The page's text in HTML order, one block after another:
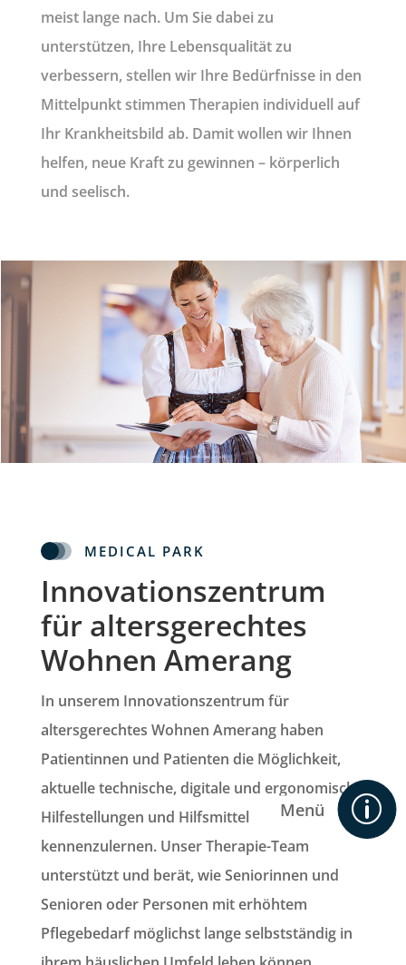
p
Menü
meist lange nach. Um Sie dabei zu
unterstützen, Ihre Lebensqualität zu
verbessern, stellen wir Ihre Bedürfnisse in den
Mittelpunkt stimmen Therapien individuell auf
Ihr Krankheitsbild ab. Damit wollen wir Ihnen
helfen, neue Kraft zu gewinnen – körperlich
und seelisch.
MEDICAL PARK
Innovationszentrum
für altersgerechtes
Wohnen Amerang
In unserem Innovationszentrum für
altersgerechtes Wohnen Ameranghaben
Patientinnen und Patienten die Möglichkeit,
aktuelle technische, digitale und ergonomische
Hilfestellungen und Hilfsmittel
kennenzulernen. Unser Therapie-Team
unterstützt und berät, wie Seniorinnen und
Senioren oder Personen mit erhöhtem
Pflegebedarf möglichst lange selbstständig in